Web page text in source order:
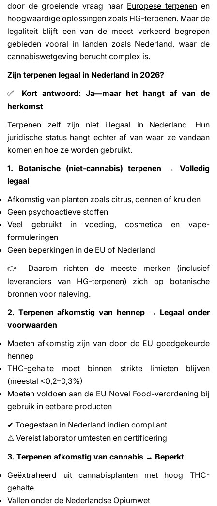
door de groeiende vraag naar Europese terpenen en
hoogwaardige oplossingen zoals HG-terpenen. Maar de
legaliteit blijft een van de meest verkeerd begrepen
gebieden vooral in landen zoals Nederland, waar de
cannabiswetgeving berucht complex is.
Zijn terpenen legaal in Nederland in 2026?
✅
Kort antwoord: Ja—maar het hangt af van de
herkomst
Terpenen zelf zijn niet illegaal in Nederland. Hun
juridische status hangt echter af van waar ze vandaan
komen en hoe ze worden gebruikt.
1. Botanische (niet-cannabis) terpenen → Volledig
legaal
Afkomstig van planten zoals citrus, dennen of kruiden
Geen psychoactieve stoffen
Veel gebruikt in voeding, cosmetica en vape-
formuleringen
Geen beperkingen in de EU of Nederland
👉
Daarom richten de meeste merken (inclusief
leveranciers van HG-terpenen) zich op botanische
bronnen voor naleving.
2. Terpenen afkomstig van hennep → Legaal onder
voorwaarden
Moeten afkomstig zijn van door de EU goedgekeurde
hennep
THC-gehalte moet binnen strikte limieten blijven
(meestal <0,2–0,3%)
Moeten voldoen aan de EU Novel Food-verordening bij
gebruik in eetbare producten
✔ Toegestaan in Nederland indien compliant
⚠ Vereist laboratoriumtesten en certificering
3. Terpenen afkomstig van cannabis → Beperkt
Geëxtraheerd uit cannabisplanten met hoog THC-
gehalte
Vallen onder de Nederlandse Opiumwet